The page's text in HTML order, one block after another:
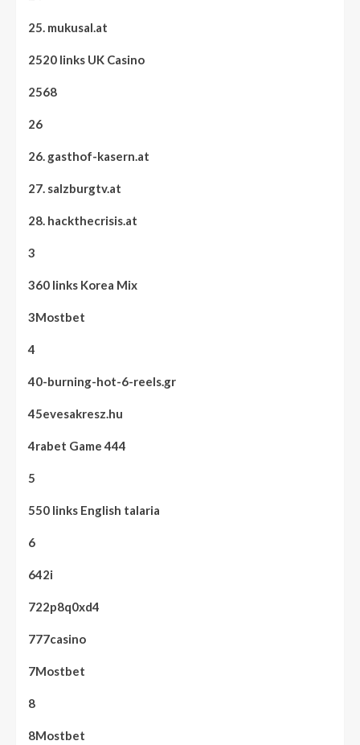
25. mukusal.at
2520 links UK Casino
2568
26
26. gasthof-kasern.at
27. salzburgtv.at
28. hackthecrisis.at
3
360 links Korea Mix
3Mostbet
4
40-burning-hot-6-reels.gr
45evesakresz.hu
4rabet Game 444
5
550 links English talaria
6
642i
722p8q0xd4
777casino
7Mostbet
8
8Mostbet